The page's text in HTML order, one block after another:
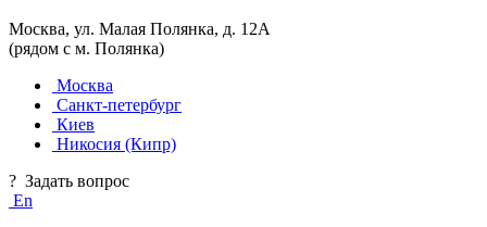
Москва, ул. Малая Полянка, д. 12А
(рядом с м. Полянка)
Москва
Санкт-петербург
Киев
Никосия (Кипр)
? Задать вопрос
En